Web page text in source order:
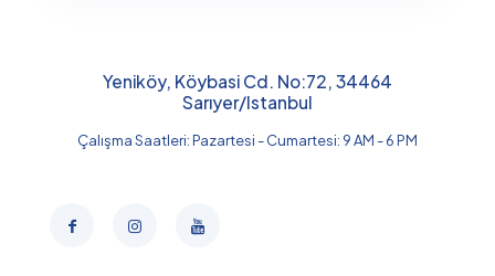
Yeniköy, Köybasi Cd. No:72, 34464
Sarıyer/Istanbul
Çalışma Saatleri: Pazartesi - Cumartesi: 9 AM - 6 PM